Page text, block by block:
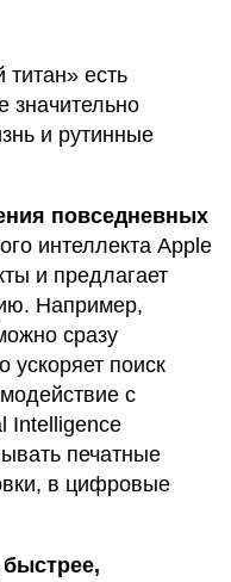
есть
значительно
и рутинные
повседневных
интеллекта Apple
и предлагает
Например,
сразу
ускоряет поиск
с
Intelligence
печатные
в цифровые